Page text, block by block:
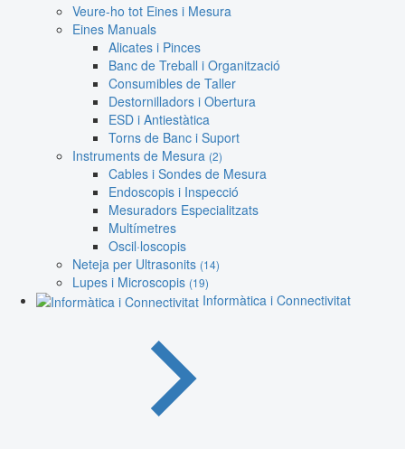
Veure-ho tot Eines i Mesura
Eines Manuals
Alicates i Pinces
Banc de Treball i Organització
Consumibles de Taller
Destornilladors i Obertura
ESD i Antiestàtica
Torns de Banc i Suport
Instruments de Mesura (2)
Cables i Sondes de Mesura
Endoscopis i Inspecció
Mesuradors Especialitzats
Multímetres
Oscil·loscopis
Neteja per Ultrasonits (14)
Lupes i Microscopis (19)
Informàtica i Connectivitat